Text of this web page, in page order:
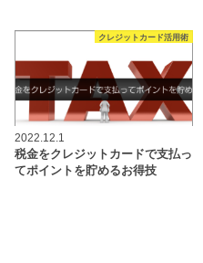
クレジットカード活用術
2022.12.1
税金をクレジットカードで支払っ
てポイントを貯めるお得技